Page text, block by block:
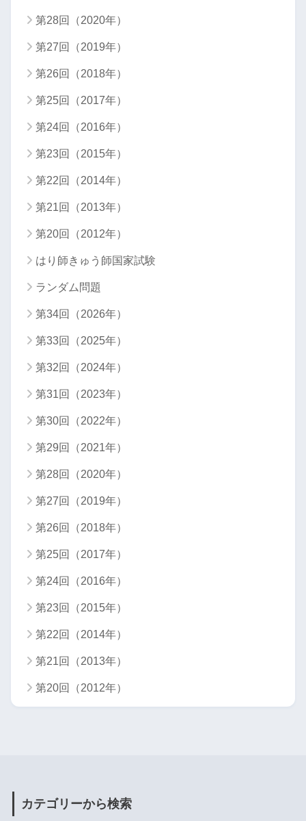
第28回（2020年）
第27回（2019年）
第26回（2018年）
第25回（2017年）
第24回（2016年）
第23回（2015年）
第22回（2014年）
第21回（2013年）
第20回（2012年）
はり師きゅう師国家試験
ランダム問題
第34回（2026年）
第33回（2025年）
第32回（2024年）
第31回（2023年）
第30回（2022年）
第29回（2021年）
第28回（2020年）
第27回（2019年）
第26回（2018年）
第25回（2017年）
第24回（2016年）
第23回（2015年）
第22回（2014年）
第21回（2013年）
第20回（2012年）
カテゴリーから検索